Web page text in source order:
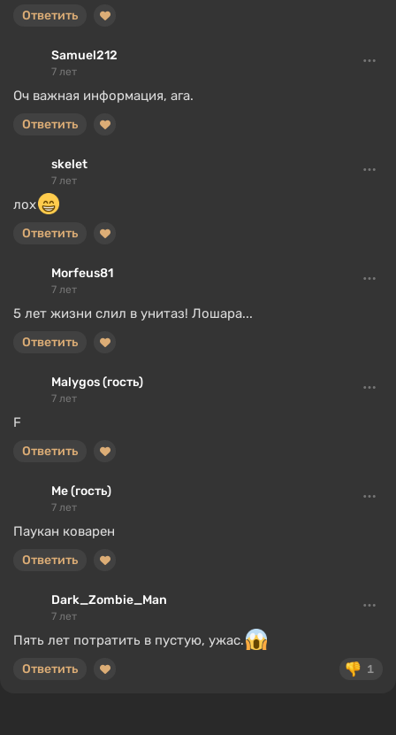
Ответить
Samuel212
7 лет
Оч важная информация, ага.
Ответить
skelet
7 лет
лох
Ответить
Morfeus81
7 лет
5 лет жизни слил в унитаз! Лошара...
Ответить
Malygos (гость)
7 лет
F
Ответить
Me (гость)
7 лет
Паукан коварен
Ответить
Dark_Zombie_Man
7 лет
Пять лет потратить в пустую, ужас.
1
Ответить